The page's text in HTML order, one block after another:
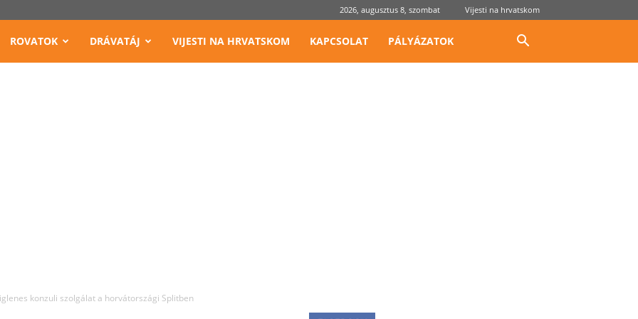
2026, augusztus 8, szombat Vijesti na hrvatskom
ROVATOK DRÁVATÁJ VIJESTI NA HRVATSKOM KAPCSOLAT PÁLYÁZATOK
konzuli szolgálat a horvátországi Splitben